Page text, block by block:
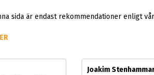
sida är endast rekommendationer enligt
Joakim